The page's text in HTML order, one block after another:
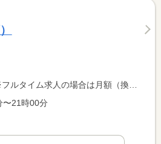
月額（換算額）、パート求人の場合は時間額を表示しています。
〜21時00分